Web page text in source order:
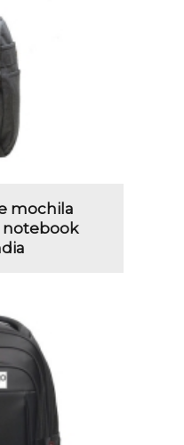
mochila
notebook